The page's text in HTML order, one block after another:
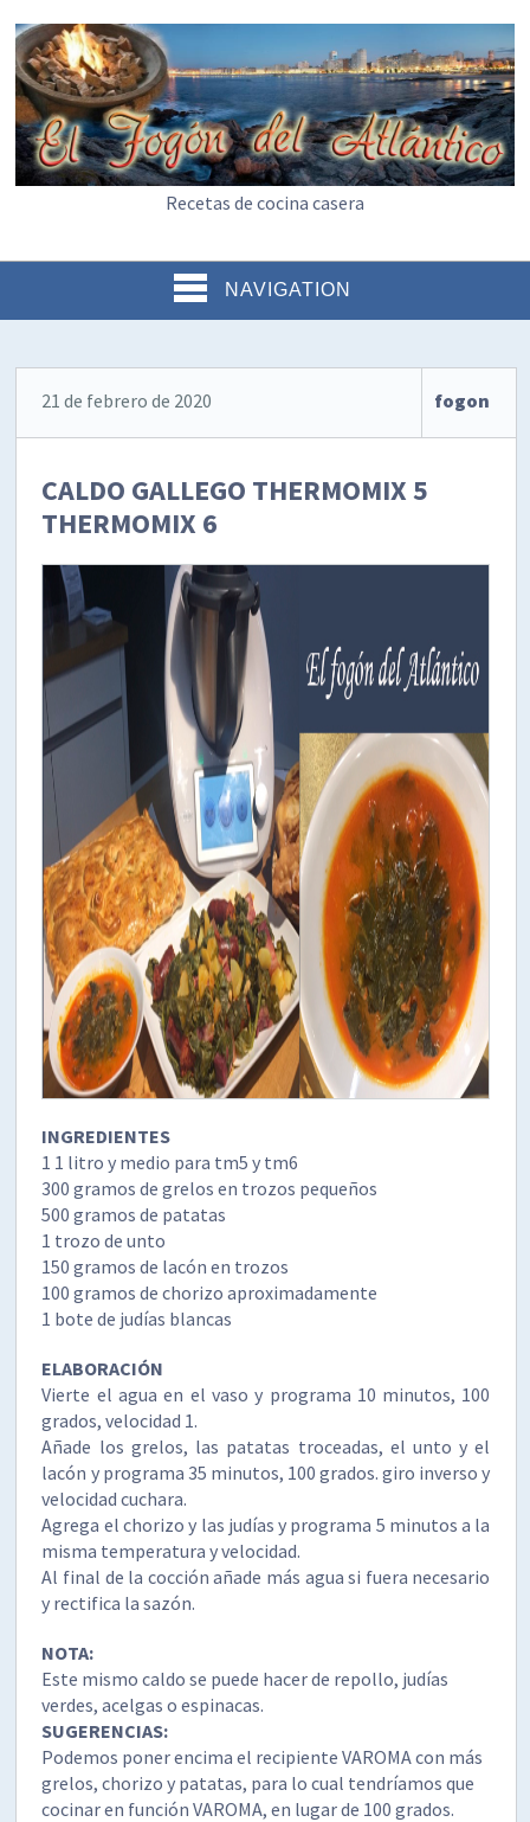
Recetas de cocina casera
NAVIGATION
21 de febrero de 2020 fogon
CALDO GALLEGO THERMOMIX 5
THERMOMIX 6
INGREDIENTES
1 1 litro y medio para tm5 y tm6
300 gramos de grelos en trozos pequeños
500 gramos de patatas
1 trozo de unto
150 gramos de lacón en trozos
100 gramos de chorizo aproximadamente
1 bote de judías blancas
ELABORACIÓN
Vierte el agua en el vaso y programa 10 minutos, 100
grados, velocidad 1.
Añade los grelos, las patatas troceadas, el unto y el
lacón y programa 35 minutos, 100 grados. giro inverso y
velocidad cuchara.
Agrega el chorizo y las judías y programa 5 minutos a la
misma temperatura y velocidad.
Al final de la cocción añade más agua si fuera necesario
y rectifica la sazón.
NOTA:
Este mismo caldo se puede hacer de repollo, judías
verdes, acelgas o espinacas.
SUGERENCIAS:
Podemos poner encima el recipiente VAROMA con más
grelos, chorizo y patatas, para lo cual tendríamos que
cocinar en función VAROMA, en lugar de 100 grados.